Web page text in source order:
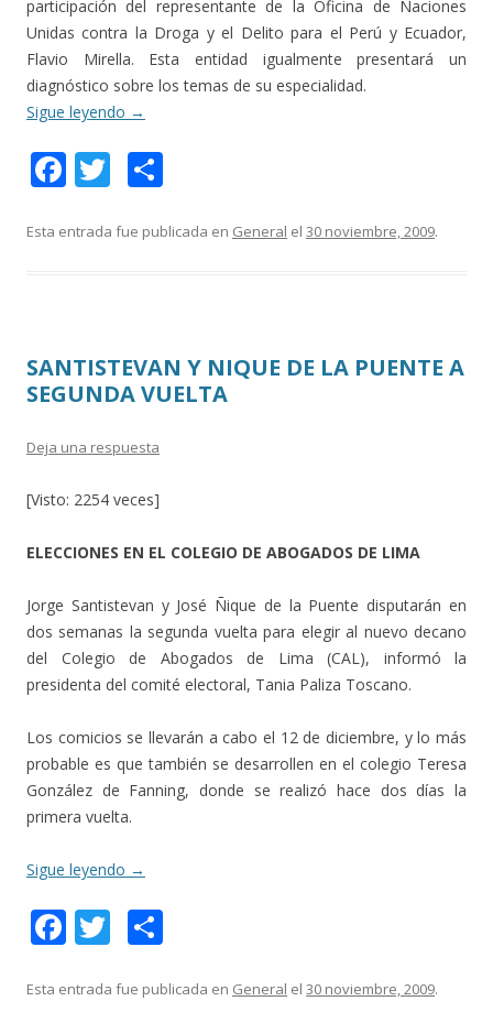
participación del representante de la Oficina de Naciones
Unidas contra la Droga y el Delito para el Perú y Ecuador,
Flavio Mirella. Esta entidad igualmente presentará un
diagnóstico sobre los temas de su especialidad.
Sigue leyendo →
F
e
k
T
itt m
r
Esta entrada fue publicada en General el 30 noviembre, 2009.
SANTISTEVAN Y NIQUE DE LA PUENTE A
SEGUNDA VUELTA
Deja una respuesta
[Visto: 2254 veces]
ELECCIONES EN EL COLEGIO DE ABOGADOS DE LIMA
Jorge Santistevan y José Ñique de la Puente disputarán en
dos semanas la segunda vuelta para elegir al nuevo decano
del Colegio de Abogados de Lima (CAL), informó la
presidenta del comité electoral, Tania Paliza Toscano.
Los comicios se llevarán a cabo el 12 de diciembre, y lo más
probable es que también se desarrollen en el colegio Teresa
González de Fanning, donde se realizó hace dos días la
primera vuelta.
Sigue leyendo →
F
e
T
itt m
Esta entrada fue publicada en General el 30 noviembre, 2009.